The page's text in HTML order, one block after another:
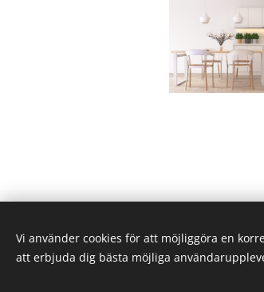
Vi använder cookies för att möjliggöra en
att erbjuda dig bästa möjliga